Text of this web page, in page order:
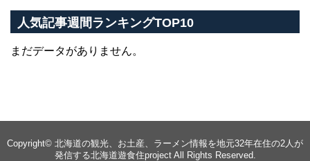
人気記事週間ランキングTOP10
まだデータがありません。
Copyright© 北海道の観光、お土産、ラーメン情報を地元32年在住の2人が
発信する北海道遊食住projectAll Rights Reserved.